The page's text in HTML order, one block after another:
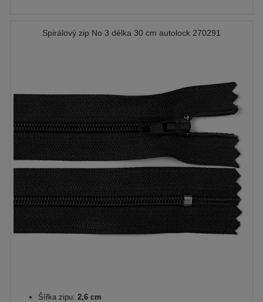
Spirálový zip No 3 délka 30 cm autolock 270291
Šířka zipu: 2,6 cm